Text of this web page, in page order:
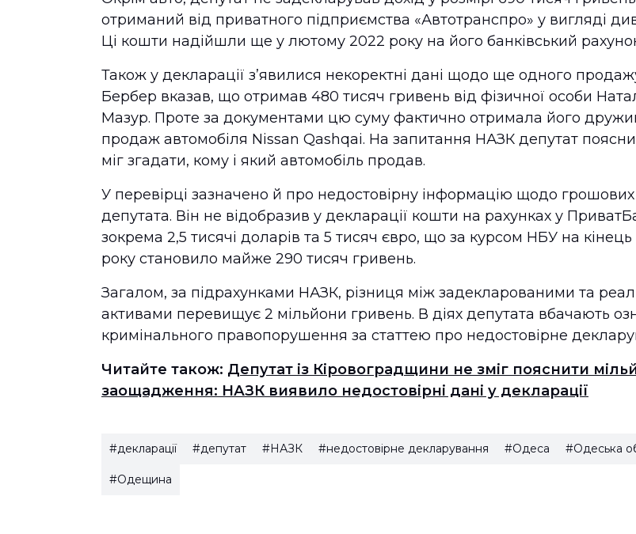
отриманий від приватного підприємства «Автотранспро» у вигляді
Ці кошти надійшли ще у лютому 2022 року на його банківський
Також у декларації з’явилися некоректні дані щодо ще одного
Бербер вказав, що отримав 480 тисяч гривень від фізичної особи
Мазур. Проте за документами цю суму фактично отримала його
продаж автомобіля Nissan Qashqai. На запитання НАЗК депутат
міг згадати, кому і який автомобіль продав.
У перевірці зазначено й про недостовірну інформацію щодо грошових
депутата. Він не відобразив у декларації кошти на рахунках у
зокрема 2,5 тисячі доларів та 5 тисяч євро, що за курсом НБУ на
року становило майже 290 тисяч гривень.
Загалом, за підрахунками НАЗК, різниця між задекларованими та
активами перевищує 2 мільйони гривень. В діях депутата вбачають
кримінального правопорушення за статтею про недостовірне
Читайте також: Депутат із Кіровоградщини не зміг пояснити
заощадження: НАЗК виявило недостовірні дані у декларації
#декларації #депутат #НАЗК #недостовірне декларування #Одеса #Одеська
#Одещина